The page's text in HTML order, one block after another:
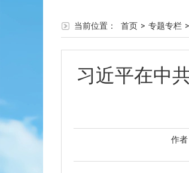
当前位置： 首页 > 专题专栏 >
习近平在中
作者